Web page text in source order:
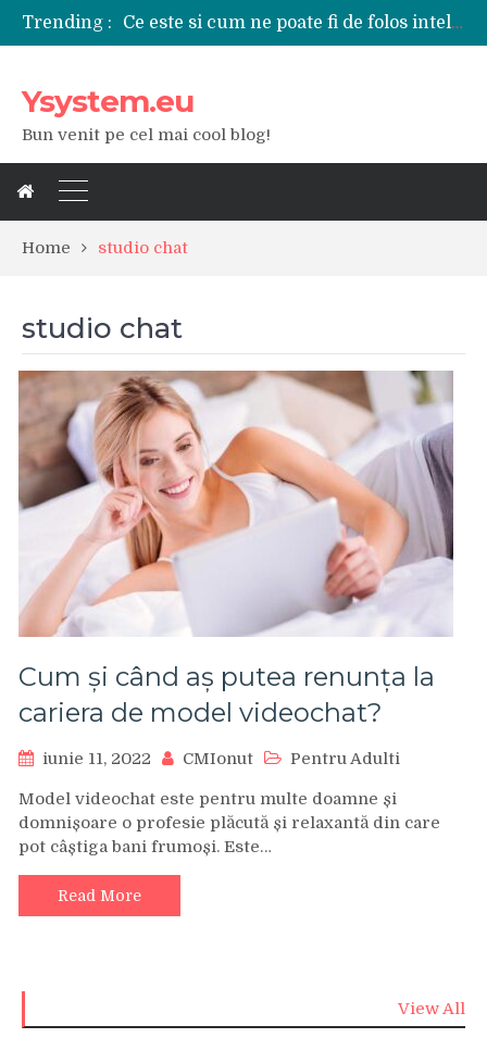
Trending :
Tipuri de polizoare de care este nevoie intr-un atelier
iPhone 16Pro Max sau Samsung Galaxy S24 Ultra?
Ysystem.eu
Bun venit pe cel mai cool blog!
Home studio chat
studio chat
Cum și când aș putea renunța la
cariera de model videochat?
iunie 11, 2022 CMIonut Pentru Adulti
Model videochat este pentru multe doamne și
domnișoare o profesie plăcută și relaxantă din care
pot câștiga bani frumoși. Este…
Read More
View All